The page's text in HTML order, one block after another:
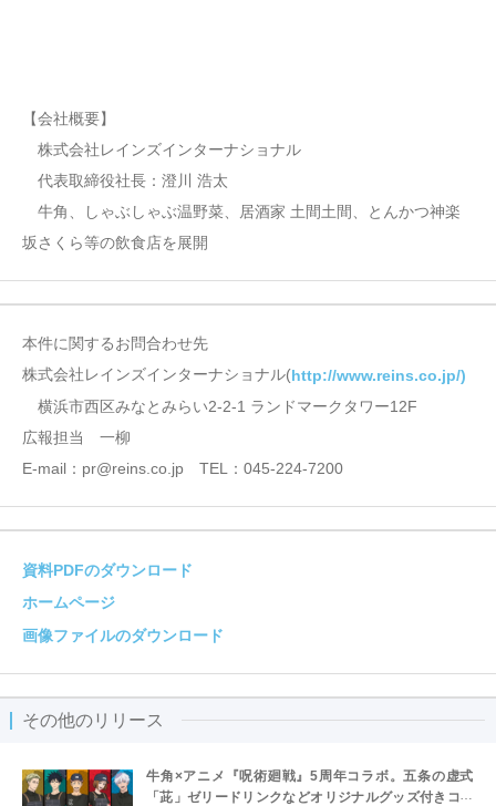
【会社概要】
株式会社レインズインターナショナル
代表取締役社長：澄川 浩太
牛角、しゃぶしゃぶ温野菜、居酒家 土間土間、とんかつ神楽
坂さくら等の飲食店を展開
本件に関するお問合わせ先
株式会社レインズインターナショナル(http://www.reins.co.jp/)
横浜市西区みなとみらい2-2-1 ランドマークタワー12F
広報担当 一柳
E-mail：pr@reins.co.jp TEL：045-224-7200
資料PDFのダウンロード
ホームページ
画像ファイルのダウンロード
その他のリリース
牛角×アニメ『呪術廻戦』5周年コラボ。五条の虚式
「茈」ゼリードリンクなどオリジナルグッズ付きコラ